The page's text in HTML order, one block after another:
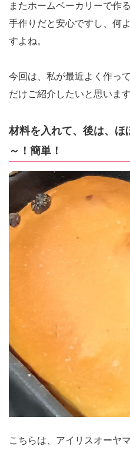
またホームベーカリーで作
手作りだと安心ですし、何
すよね。
今回は、私が最近よく作っ
だけご紹介したいと思います
材料を入れて、後は、ほ
～！簡単！
こちらは、アイリスオーヤ